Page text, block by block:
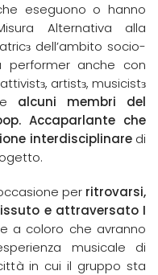
eseguono o hanno
Alternativa alla
dell’ambito socio-
performer anche con
artistɜ, musicistɜ
alcuni membri del
Accaparlante che
interdisciplinare di
per ritrovarsi,
e attraversato I
a coloro che avranno
musicale di
in cui il gruppo sta